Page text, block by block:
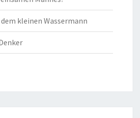
kleinen Wassermann